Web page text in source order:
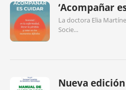
‘Acompañar
La doctora Elia
Socie...
Nueva edición